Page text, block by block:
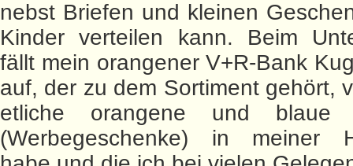
nebst Briefen und kleinen
Kinder verteilen kann. Beim
fällt mein orangener V+R-Bank
auf, der zu dem Sortiment gehört,
etliche orangene und blaue
(Werbegeschenke) in meiner